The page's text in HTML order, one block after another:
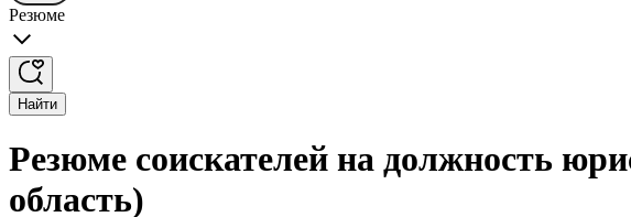
Резюме
Найти
Резюме соискателей на должность
область)